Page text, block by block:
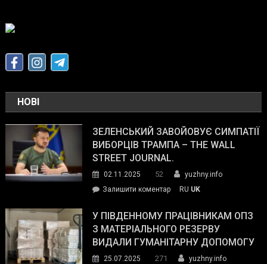
НОВІ
ЗЕЛЕНСЬКИЙ ЗАВОЙОВУЄ СИМПАТІЇ
ВИБОРЦІВ ТРАМПА – THE WALL
STREET JOURNAL.
02.11.2025 52
yuzhny.info
Залишити коментарon
завойовує
симпатії
виборців
RU UK
У ПІВДЕННОМУ ПРАЦІВНИКАМ ОПЗ
З МАТЕРІАЛЬНОГО РЕЗЕРВУ
ВИДАЛИ ГУМАНІТАРНУ ДОПОМОГУ
25.07.2025 271
yuzhny.info